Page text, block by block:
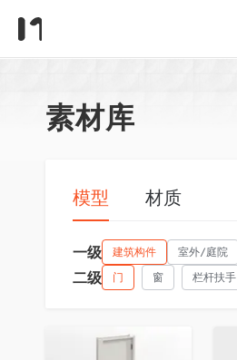
素材库
模型 材质
一级 建筑构件 室外/庭院
二级 门 窗 栏杆扶手
收藏